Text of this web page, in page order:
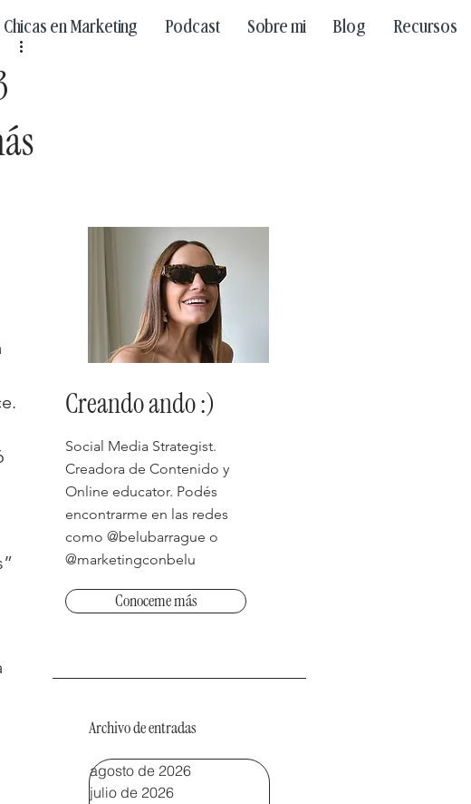
Chicas en Marketing Podcast Sobre mi Blog Recursos
Creandoando :)
Social Media Strategist.
Creadora de Contenido y
Online educator. Podés
encontrarme en las redes
como @belubarrague o
@marketingconbelu
Conoceme más
Archivo de entradas
agosto de 2026
julio de 2026